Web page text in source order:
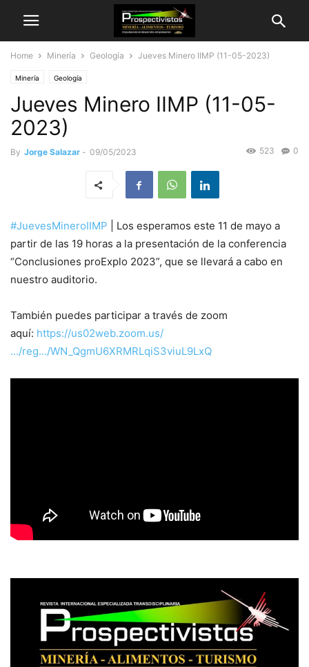
Home Minería Geología Jueves Minero IIMP (11-05-2023)
Minería Geología
Jueves Minero IIMP (11-05-
2023)
By Jorge Salazar - 09/05/2023 0
523
#JuevesMineroIIMP | Los esperamos este 11 de mayo a
partir de las 19 horas a la presentación de la conferencia
“Conclusiones proExplo 2023”, que se llevará a cabo en
nuestro auditorio.
También puedes participar a través de zoom
aquí: https://us02web.zoom.us/
…/reg…/WN_QgmU6XRMRLqiS3viuL9LxQ